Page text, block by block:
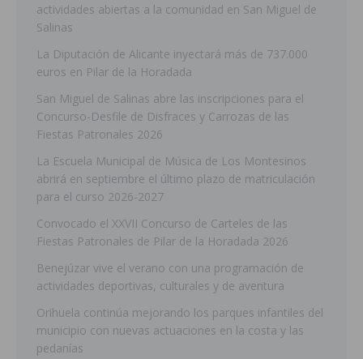
actividades abiertas a la comunidad en San Miguel de
Salinas
La Diputación de Alicante inyectará más de 737.000
euros en Pilar de la Horadada
San Miguel de Salinas abre las inscripciones para el
Concurso-Desfile de Disfraces y Carrozas de las
Fiestas Patronales 2026
La Escuela Municipal de Música de Los Montesinos
abrirá en septiembre el último plazo de matriculación
para el curso 2026-2027
Convocado el XXVII Concurso de Carteles de las
Fiestas Patronales de Pilar de la Horadada 2026
Benejúzar vive el verano con una programación de
actividades deportivas, culturales y de aventura
Orihuela continúa mejorando los parques infantiles del
municipio con nuevas actuaciones en la costa y las
pedanías